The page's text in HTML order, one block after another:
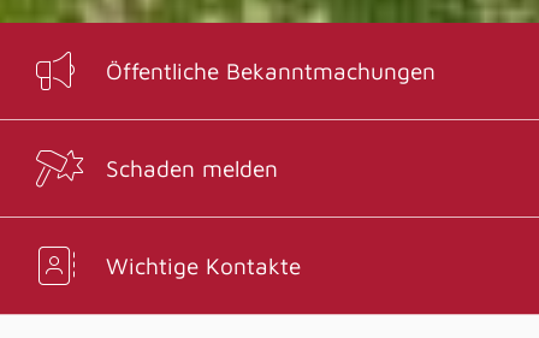
Öffentliche Bekanntmachungen
Schaden melden
Wichtige Kontakte